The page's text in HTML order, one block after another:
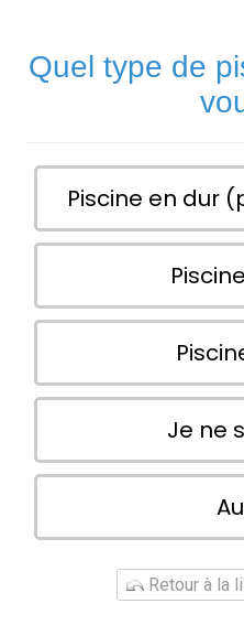
Quel type de
Piscine en dur
Je ne
Retour à la